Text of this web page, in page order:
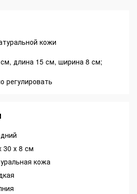
кожи
длина 15 см, ширина 8 см;
регулировать
30 х 8 см
кожа